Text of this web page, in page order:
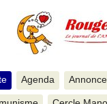
Agenda